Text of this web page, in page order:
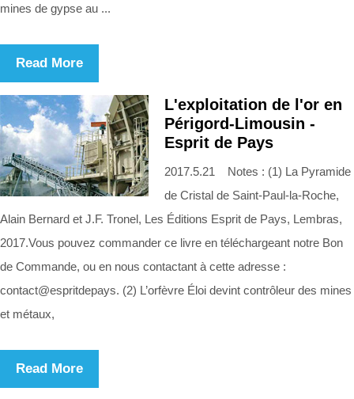
mines de gypse au ...
Read More
L'exploitation de l'or en
Périgord-Limousin -
Esprit de Pays
2017.5.21 Notes : (1) La Pyramide
de Cristal de Saint-Paul-la-Roche,
Alain Bernard et J.F. Tronel, Les Éditions Esprit de Pays, Lembras,
2017.Vous pouvez commander ce livre en téléchargeant notre Bon
de Commande, ou en nous contactant à cette adresse :
contact@espritdepays. (2) L’orfèvre Éloi devint contrôleur des mines
et métaux,
Read More